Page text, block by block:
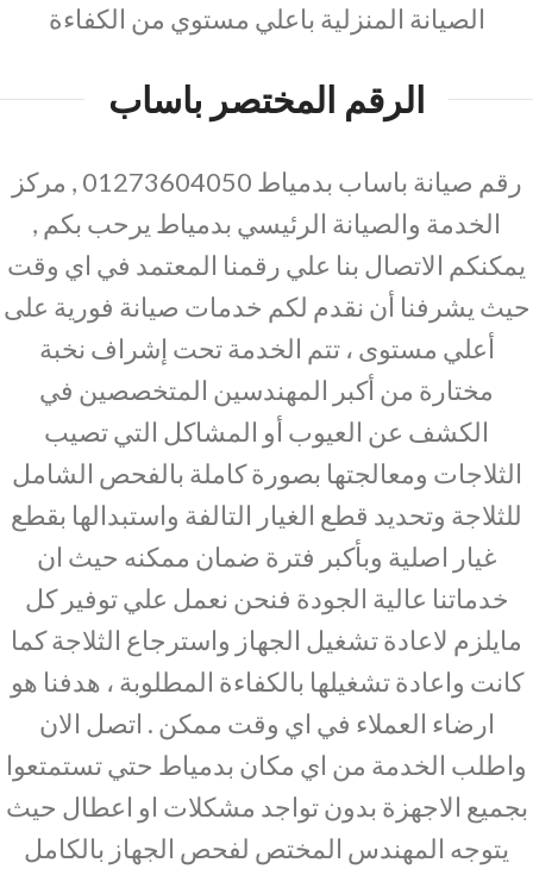
الصيانة المنزلية باعلي مستوي من الكفاءة
الرقم المختصر باساب
رقم صيانة باساب بدمياط 01273604050 , مركز
الخدمة والصيانة الرئيسي بدمياط يرحب بكم ,
يمكنكم الاتصال بنا علي رقمنا المعتمد في اي وقت
حيث يشرفنا أن نقدم لكم خدمات صيانة فورية على
أعلي مستوى ، تتم الخدمة تحت إشراف نخبة
مختارة من أكبر المهندسين المتخصصين في
الكشف عن العيوب أو المشاكل التي تصيب
الثلاجات ومعالجتها بصورة كاملة بالفحص الشامل
للثلاجة وتحديد قطع الغيار التالفة واستبدالها بقطع
غيار اصلية وبأكبر فترة ضمان ممكنه حيث ان
خدماتنا عالية الجودة فنحن نعمل علي توفير كل
مايلزم لاعادة تشغيل الجهاز واسترجاع الثلاجة كما
كانت واعادة تشغيلها بالكفاءة المطلوبة ، هدفنا هو
ارضاء العملاء في اي وقت ممكن . اتصل الان
واطلب الخدمة من اي مكان بدمياط حتي تستمتعوا
بجميع الاجهزة بدون تواجد مشكلات او اعطال حيث
يتوجه المهندس المختص لفحص الجهاز بالكامل